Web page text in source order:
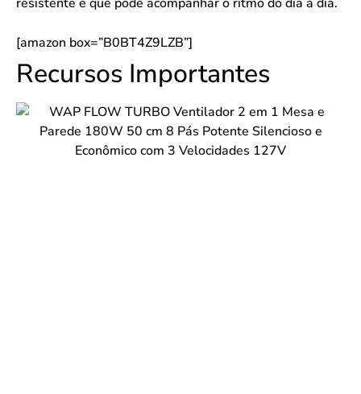
[amazon box=”B0BT4Z9LZB”]
Recursos Importantes